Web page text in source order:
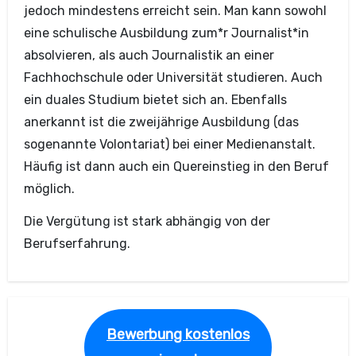
jedoch mindestens erreicht sein. Man kann sowohl
eine schulische Ausbildung zum*r Journalist*in
absolvieren, als auch Journalistik an einer
Fachhochschule oder Universität studieren. Auch
ein duales Studium bietet sich an. Ebenfalls
anerkannt ist die zweijährige Ausbildung (das
sogenannte Volontariat) bei einer Medienanstalt.
Häufig ist dann auch ein Quereinstieg in den Beruf
möglich.
Die Vergütung ist stark abhängig von der
Berufserfahrung.
Bewerbung kostenlos